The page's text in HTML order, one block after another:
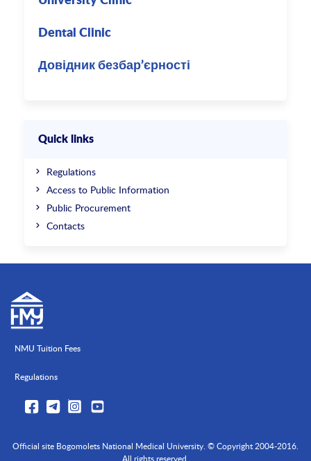
Dental Clinic
Довідник безбар’єрності
Quick links
Regulations
Access to Public Information
Public Procurement
Contacts
NMU Tuition Fees
Regulations
Official site Bogomolets National Medical University. © Copyright 2004-2016.
All rights reserved.